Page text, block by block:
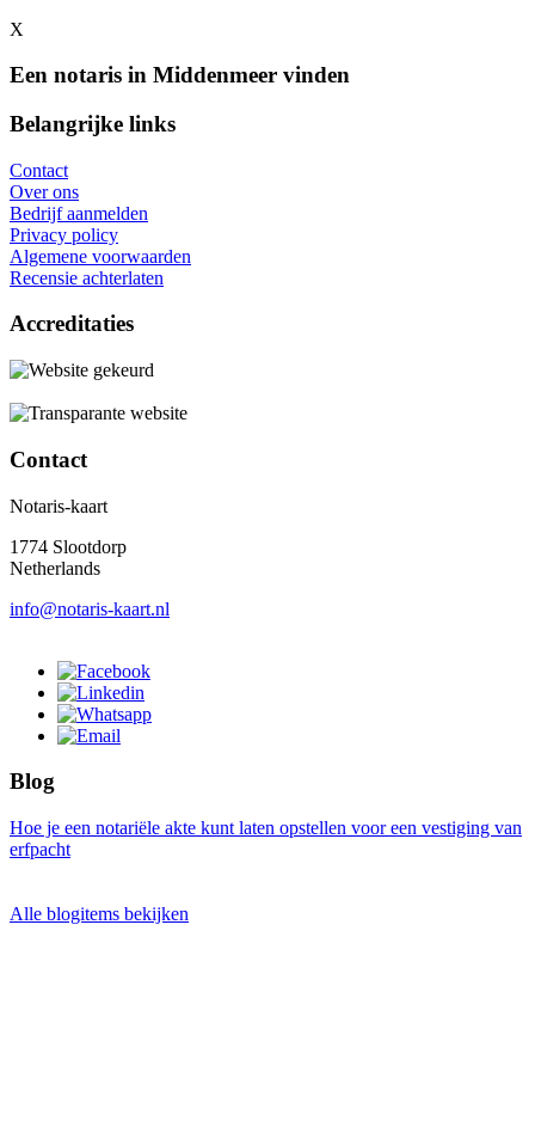
X
Een notaris in Middenmeer vinden
Belangrijke links
Contact
Over ons
Bedrijf aanmelden
Privacy policy
Algemene voorwaarden
Recensie achterlaten
Accreditaties
Contact
Notaris-kaart
1774 Slootdorp
Netherlands
info@notaris-kaart.nl
Blog
Hoe je een notariële akte kunt laten opstellen voor een vestiging van
erfpacht
Alle blogitems bekijken